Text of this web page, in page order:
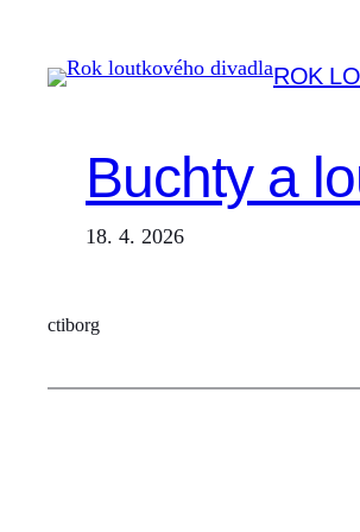
obsah
ROK
Buchty a
18. 4. 2026
ctiborg